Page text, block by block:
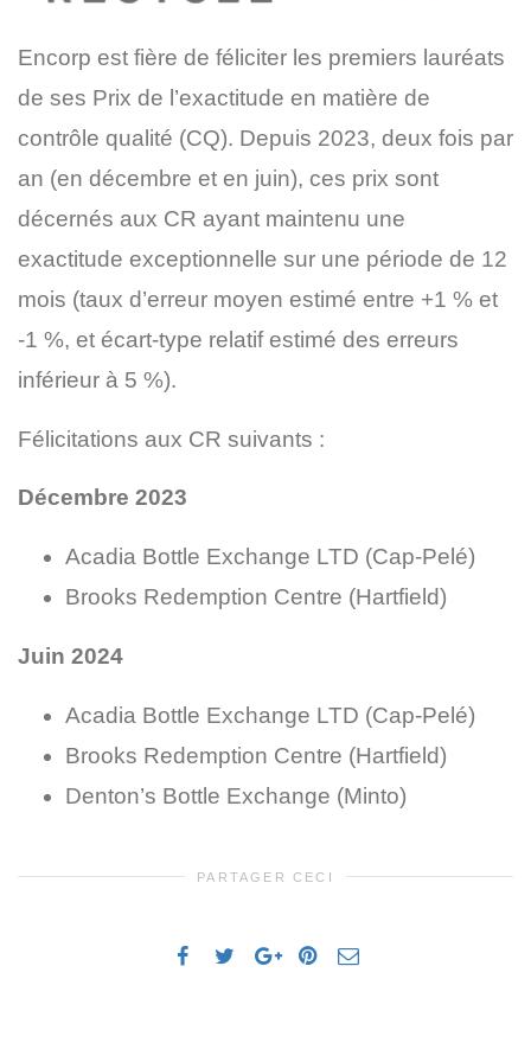
Encorp est fière de féliciter les premiers lauréats
de ses Prix de l’exactitude en matière de
contrôle qualité (CQ). Depuis 2023, deux fois par
an (en décembre et en juin), ces prix sont
décernés aux CR ayant maintenu une
exactitude exceptionnelle sur une période de 12
mois (taux d’erreur moyen estimé entre +1 % et
-1 %, et écart-type relatif estimé des erreurs
inférieur à 5 %).
Félicitations aux CR suivants :
Décembre 2023
Acadia Bottle Exchange LTD (Cap-Pelé)
Brooks Redemption Centre (Hartfield)
Juin 2024
Acadia Bottle Exchange LTD (Cap-Pelé)
Brooks Redemption Centre (Hartfield)
Denton’s Bottle Exchange (Minto)
PARTAGER CECI